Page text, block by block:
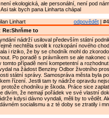
ekologická, ale personální, není pod
tak bych pana Linharta chápal
odpovědět |
Linhart
Re:Shrňme to
nádrží usiloval především státní
nechtěla svolit k rozkopání nového
i riziko, že by se chodník mohl do
Po poradě s právníkem se ale nakonec
tomto případě není kompetentní a
na žádost Benziny Odbor životního
státní správy. Samospráva města byla
řízení. Jestli tam ty nádrže opravdu
chodníku je škoda. Práce sice
divím, že nemají pořádek ve své vlastní
kdysi dávno vyndali, měli by to vědět.
socialismu a z té doby se ztratily i